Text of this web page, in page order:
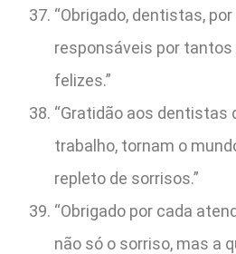
“Obrigado, dentistas,
responsáveis por
felizes.”
“Gratidão aos dentistas
trabalho, tornam o
repleto de sorrisos.”
“Obrigado por cada
não só o sorriso, mas a